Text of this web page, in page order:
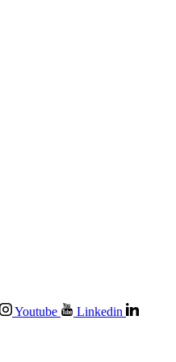
Youtube Linkedin